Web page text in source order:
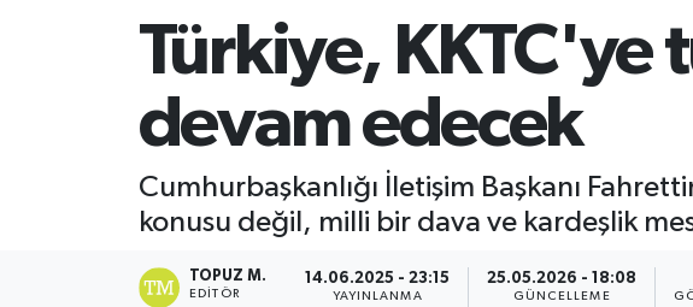
Türkiye, KKTC'ye
devam edecek
Cumhurbaşkanlığı İletişim Başkanı
konusu değil, milli bir dava ve kardeşlik
TOPUZ M.
EDITÖR
14.06.2025 - 23:15
YAYINLANMA
25.05.2026 - 18:08
GÜNCELLEME
TEKNOLOJİ
Tüm Manşetler
Son Dakika Haberleri
Haber Arşivi